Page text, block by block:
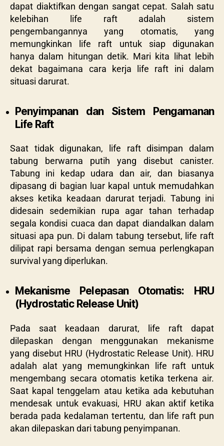
dapat diaktifkan dengan sangat cepat. Salah satu
kelebihan life raft adalah sistem
pengembangannya yang otomatis, yang
memungkinkan life raft untuk siap digunakan
hanya dalam hitungan detik. Mari kita lihat lebih
dekat bagaimana cara kerja life raft ini dalam
situasi darurat.
Penyimpanan dan Sistem Pengamanan
Life Raft
Saat tidak digunakan, life raft disimpan dalam
tabung berwarna putih yang disebut canister.
Tabung ini kedap udara dan air, dan biasanya
dipasang di bagian luar kapal untuk memudahkan
akses ketika keadaan darurat terjadi. Tabung ini
didesain sedemikian rupa agar tahan terhadap
segala kondisi cuaca dan dapat diandalkan dalam
situasi apa pun. Di dalam tabung tersebut, life raft
dilipat rapi bersama dengan semua perlengkapan
survival yang diperlukan.
Mekanisme Pelepasan Otomatis: HRU
(Hydrostatic Release Unit)
Pada saat keadaan darurat, life raft dapat
dilepaskan dengan menggunakan mekanisme
yang disebut HRU (Hydrostatic Release Unit). HRU
adalah alat yang memungkinkan life raft untuk
mengembang secara otomatis ketika terkena air.
Saat kapal tenggelam atau ketika ada kebutuhan
mendesak untuk evakuasi, HRU akan aktif ketika
berada pada kedalaman tertentu, dan life raft pun
akan dilepaskan dari tabung penyimpanan.